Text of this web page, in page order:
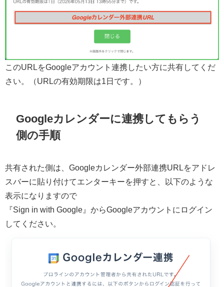
このURLをGoogleアカウント連携したい方に共有してくだ
さい。（URLの有効期限は1日です。）
Googleカレンダーに連携してもらう
側の手順
共有された側は、Googleカレンダー外部連携URLをアドレ
スバーに貼り付けてエンターキーを押すと、以下のような
表示になりますので
『Sign in with Google』からGoogleアカウントにログイン
してください。